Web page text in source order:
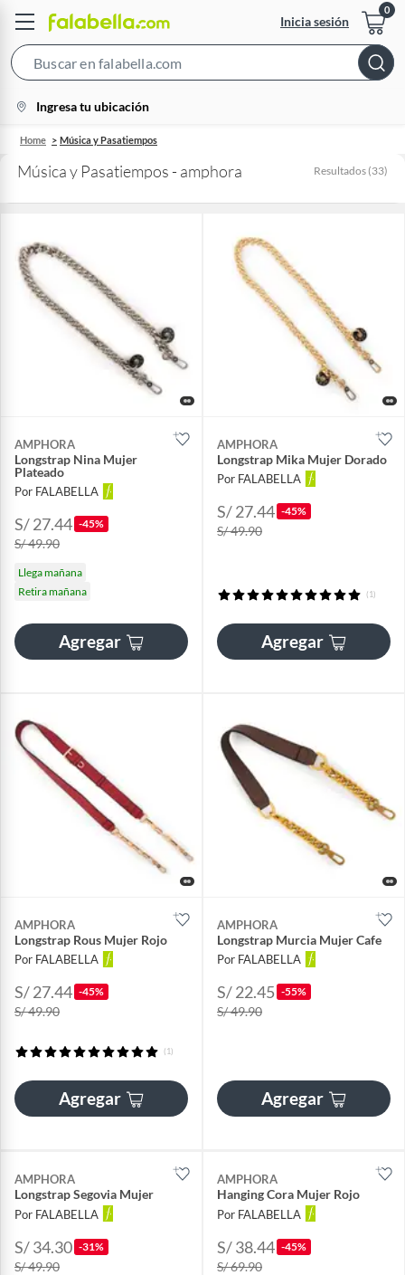
Inicia sesión
Bar
location-
icon
Ingresa tu ubicación
Home Música y Pasatiempos
Música y Pasatiempos - amphora Resultados (33)
AMPHORA
Longstrap Nina Mujer
Plateado
Por FALABELLA
S/ 27.44 -45%
S/ 49.90
Llega mañana
Retira mañana
Agregar
AMPHORA
Longstrap Mika Mujer Dorado
Por FALABELLA
S/ 27.44 -45%
S/ 49.90
(1)
Agregar
AMPHORA
Longstrap Rous Mujer Rojo
Por FALABELLA
S/ 27.44 -45%
S/ 49.90
(1)
Agregar
AMPHORA
Longstrap Murcia Mujer Cafe
Por FALABELLA
S/ 22.45 -55%
S/ 49.90
Agregar
AMPHORA
Longstrap Segovia Mujer
Por FALABELLA
S/ 34.30 -31%
S/ 49.90
AMPHORA
Hanging Cora Mujer Rojo
Por FALABELLA
S/ 38.44 -45%
S/ 69.90